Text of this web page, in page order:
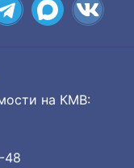
на КМВ:
48